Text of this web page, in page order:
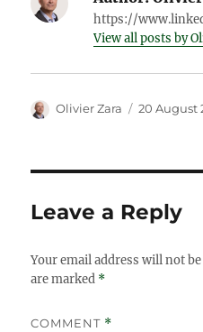
https://
View all posts by
Author
Olivier Zara
Posted
20 August
Leave a Reply
Your email address will not
are marked *
COMMENT *